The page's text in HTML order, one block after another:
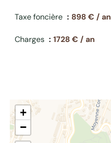
Taxe foncière 898 € / an
Charges 1728 € / an
+
−